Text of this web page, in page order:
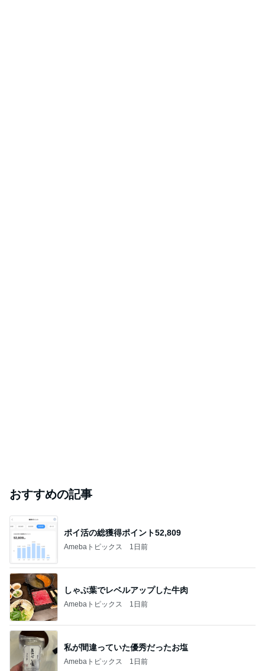
おすすめの記事
ポイ活の総獲得ポイント52,809
Amebaトピックス 1日前
しゃぶ葉でレベルアップした牛肉
Amebaトピックス 1日前
私が間違っていた優秀だったお塩
Amebaトピックス 1日前